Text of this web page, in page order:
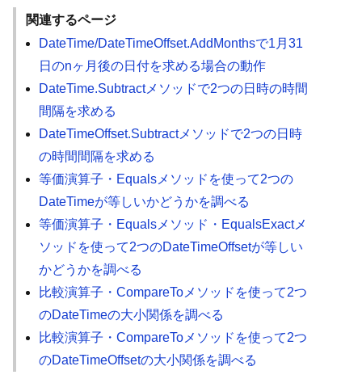
関連するページ
DateTime/DateTimeOffset.AddMonthsで1月31
日のnヶ月後の日付を求める場合の動作
DateTime.Subtractメソッドで2つの日時の時間
間隔を求める
DateTimeOffset.Subtractメソッドで2つの日時
の時間間隔を求める
等価演算子・Equalsメソッドを使って2つの
DateTimeが等しいかどうかを調べる
等価演算子・Equalsメソッド・EqualsExactメ
ソッドを使って2つのDateTimeOffsetが等しい
かどうかを調べる
比較演算子・CompareToメソッドを使って2つ
のDateTimeの大小関係を調べる
比較演算子・CompareToメソッドを使って2つ
のDateTimeOffsetの大小関係を調べる